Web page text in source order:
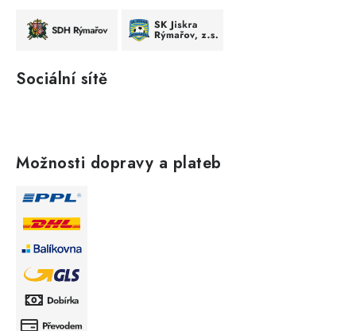
Sociální sítě
Možnosti dopravy a plateb